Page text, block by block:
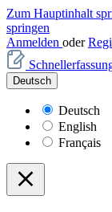
Zum Hauptinhalt
springen
Anmelden oder
Deutsch
Deutsch
English
Français